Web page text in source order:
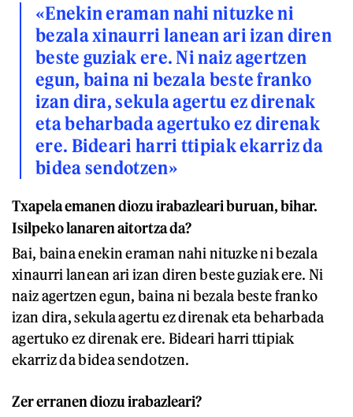
«Enekin eraman nahi nituzke ni
bezala xinaurri lanean ari izan diren
beste guziak ere. Ni naiz agertzen
egun, baina ni bezala beste franko
izan dira, sekula agertu ez direnak
eta beharbada agertuko ez direnak
ere. Bideari harri ttipiak ekarriz da
bidea sendotzen»
Txapela emanen diozu irabazleari buruan, bihar.
Isilpeko lanaren aitortza da?
Bai, baina enekin eraman nahi nituzke ni bezala
xinaurri lanean ari izan diren beste guziak ere. Ni
naiz agertzen egun, baina ni bezala beste franko
izan dira, sekula agertu ez direnak eta beharbada
agertuko ez direnak ere. Bideari harri ttipiak
ekarriz da bidea sendotzen.
Zer erranen diozu irabazleari?